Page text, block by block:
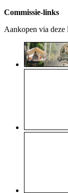
Commissie-links
Aankopen via deze